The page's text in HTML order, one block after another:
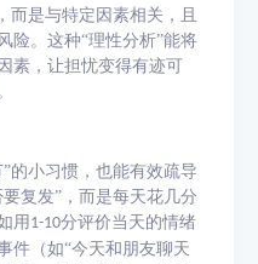
而是与特定因素相关，且
险。这种“理性分析”能将
素，让担忧变得有迹可
的小习惯，也能有效疏导
复发”，而是每天花几分
用 1-10分评价当天的情绪
件（如“今天和朋友聊天